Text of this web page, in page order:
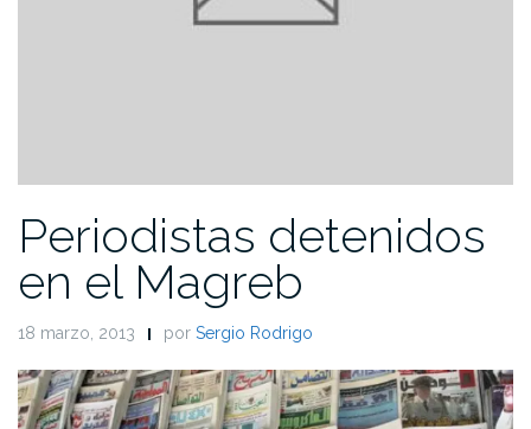
Periodistas detenidos
en el Magreb
18 marzo, 2013 por Sergio Rodrigo